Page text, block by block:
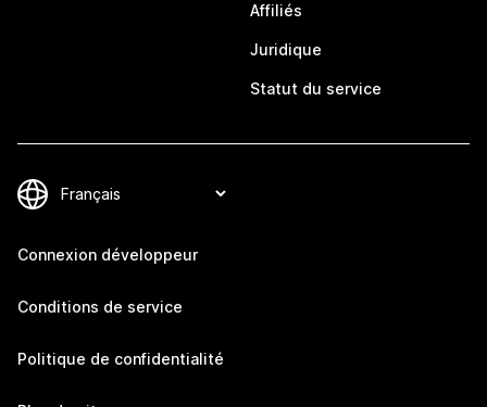
Affiliés
Juridique
Statut du service
Connexion développeur
Conditions de service
Politique de confidentialité